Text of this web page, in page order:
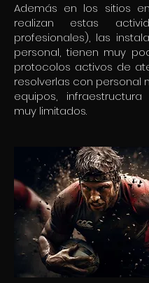
Además en los sitios
realizan estas
profesionales), las
personal, tienen muy
protocolos activos de
resolverlas con personal
equipos,
muy limitados.